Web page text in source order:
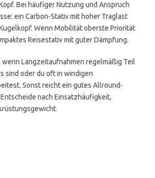
Bei häufiger Nutzung und Anspruch
ein Carbon-Stativ mit hoher Traglast
Wenn Mobilität oberste Priorität
Reisestativ mit guter Dämpfung.
wenn Langzeitaufnahmen regelmäßig Teil
sind oder du oft in windigen
Sonst reicht ein gutes Allround-
nach Einsatzhäufigkeit,